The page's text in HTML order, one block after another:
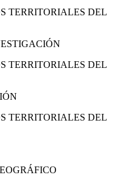
TERRITORIALES DEL
TERRITORIALES DEL
TERRITORIALES DEL